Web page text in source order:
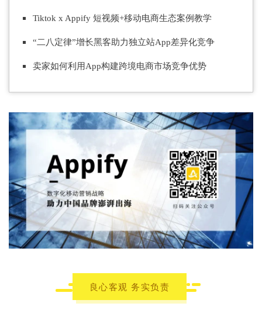
Tiktok x Appify 短视频+移动电商生态案例教学
“二八定律”增长黑客助力独立站App差异化竞争
卖家如何利用App构建跨境电商市场竞争优势
良心客观 务实负责